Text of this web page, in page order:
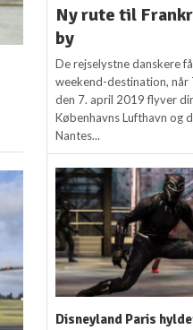
Ny rute til
by
De rejselystne danskere
weekend-destination, når
den 7. april 2019 flyver
Københavns Lufthavn og
Nantes...
Disneyland Paris